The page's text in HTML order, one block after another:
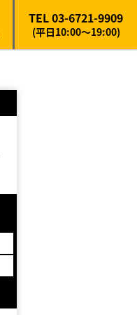
TEL 03-6721-9909
(平日10:00～19:00)